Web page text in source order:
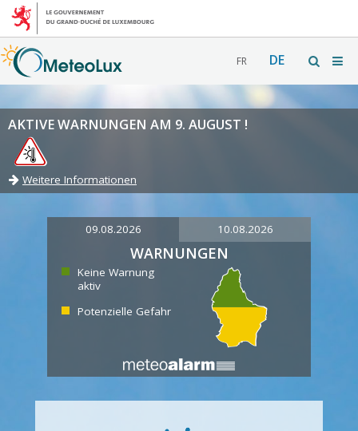
FR DE
AKTIVE WARNUNGEN AM 9. AUGUST !
Weitere Informationen
09.08.2026 10.08.2026
WARNUNGEN
Keine Warnung
aktiv
Potenzielle Gefahr